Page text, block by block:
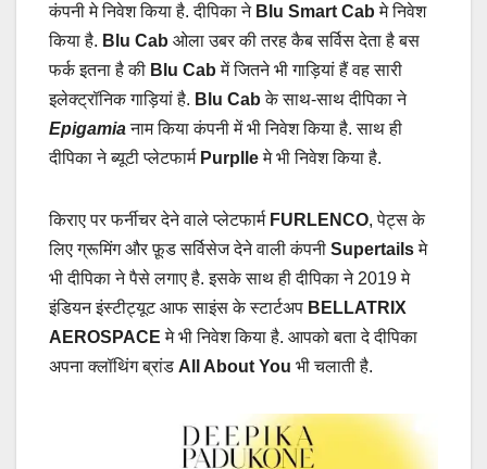
कंपनी मे निवेश किया है. दीपिका ने Blu Smart Cab मे निवेश
किया है. Blu Cab ओला उबर की तरह कैब सर्विस देता है बस
फर्क इतना है की Blu Cab में जितने भी गाड़ियां हैं वह सारी
इलेक्ट्रॉनिक गाड़ियां है. Blu Cab के साथ-साथ दीपिका ने
Epigamiaनाम किया कंपनी में भी निवेश किया है. साथ ही
दीपिका ने ब्यूटी प्लेटफार्म Purplleमे भी निवेश किया है.
किराए पर फर्नीचर देने वाले प्लेटफार्म FURLENCO, पेट्स के
लिए ग्रूमिंग और फ़ूड सर्विसेज देने वाली कंपनी Supertailsमे
भी दीपिका ने पैसे लगाए है. इसके साथ ही दीपिका ने 2019 मे
इंडियन इंस्टीट्यूट आफ साइंस के स्टार्टअप BELLATRIX
AEROSPACE मे भी निवेश किया है. आपको बता दे दीपिका
अपना क्लॉथिंग ब्रांड All About You भी चलाती है.